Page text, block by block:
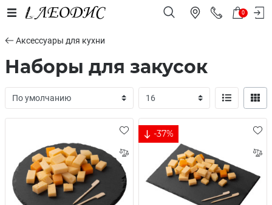
0
Аксессуары для кухни
Наборы для закусок
-37%